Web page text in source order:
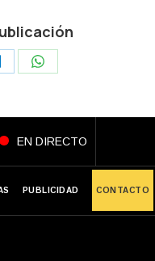
Share
WhatsApp
EN DIRECTO
PUBLICIDAD CONTACTO